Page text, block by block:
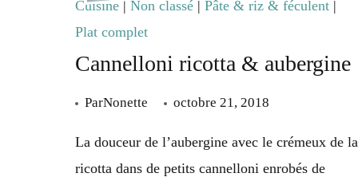
Cuisine | Non classé | Pâte & riz & féculent |
Plat complet
Cannelloni ricotta & aubergine
ParNonette octobre 21, 2018
La douceur de l’aubergine avec le crémeux de la
ricotta dans de petits cannelloni enrobés de